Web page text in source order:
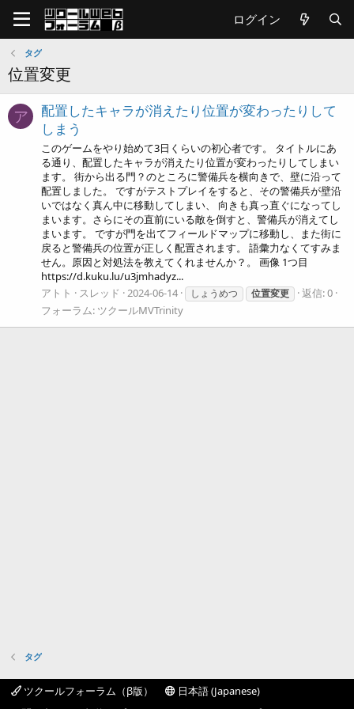
ログイン
タグ
位置変更
ア
配置したキャラが消えたり位置が変わったりして
しまう
このゲームをやり始めて3日くらいの初心者です。 タイトルにあ
る通り、配置したキャラが消えたり位置が変わったりしてしまい
ます。 街から出る門？のところに警備兵を横向きで、壁に沿って
配置しました。 ですがテストプレイをすると、その警備兵が壁沿
いではなく真ん中に移動してしまい、 向きも真っ直ぐになってし
まいます。さらにその直前にいる敵を倒すと、警備兵が消えてし
まいます。 ですが門を出てフィールドマップに移動し、また街に
戻ると警備兵の位置が正しく配置されます。 語彙力なくてすみま
せん。原因と対処法を教えてくれませんか？。 画像 1つ目
https://d.kuku.lu/u3jmhadyz...
アトト
スレッド 2024-06-14 しょうめつ 位置変更
返信: 0
フォーラム: ツクールMVTrinity
タグ
ツクールフォーラム（β版）
日本語 (Japanese)